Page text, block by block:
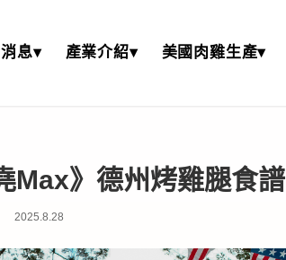
息▾ 產業介紹▾ 美國肉雞生產▾
Max》德州烤雞腿食譜
2025.8.28